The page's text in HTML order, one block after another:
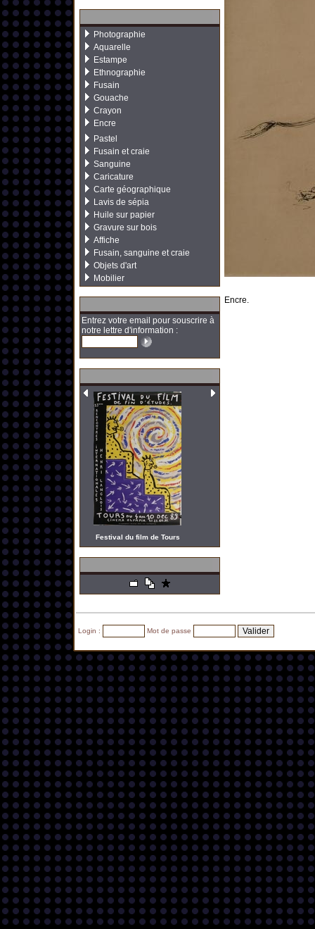
Photographie
Aquarelle
Estampe
Ethnographie
Fusain
Gouache
Crayon
Encre
Pastel
Fusain et craie
Sanguine
Caricature
Carte géographique
Lavis de sépia
Huile sur papier
Gravure sur bois
Affiche
Fusain, sanguine et craie
Objets d'art
Mobilier
Entrez votre email pour souscrire à
notre lettre d'information :
Festival du film de Tours
Encre.
Login : Mot de passe